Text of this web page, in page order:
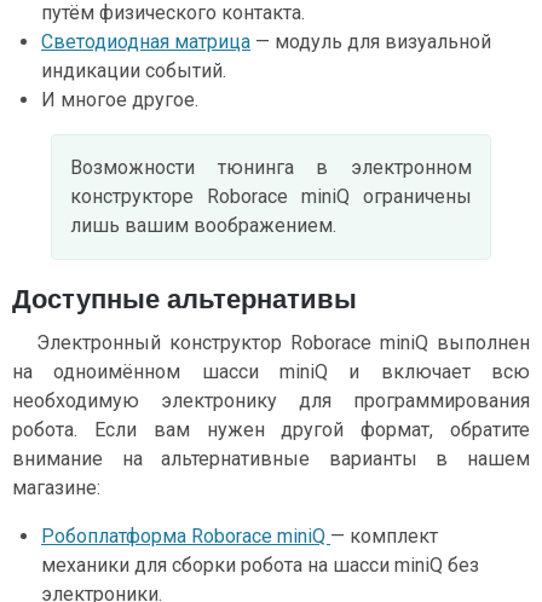
путём физического контакта.
Светодиодная матрица — модуль для визуальной
индикации событий.
И многое другое.
Возможности тюнинга в электронном
конструкторе Roborace miniQ ограничены
лишь вашим воображением.
Доступные альтернативы
Электронный конструктор Roborace miniQ выполнен
на одноимённом шасси miniQ и включает всю
необходимую электронику для программирования
робота. Если вам нужен другой формат, обратите
внимание на альтернативные варианты в нашем
магазине:
Робоплатформа Roborace miniQ — комплект
механики для сборки робота на шасси miniQ без
электроники.